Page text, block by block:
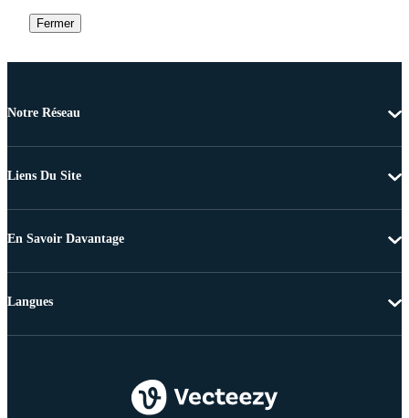
Fermer
Notre Réseau
Liens Du Site
En Savoir Davantage
Langues